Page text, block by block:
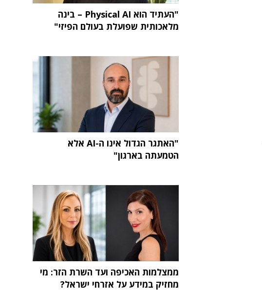
"העתיד הוא Physical AI – בינה
מלאכותית שפועלת בעולם הפיזי"
"האתגר הגדול אינו ה-AI אלא
הטמעתה בארגון"
ממצלמות האכיפה ועד השרת הזר: מי
מחזיק במידע על אזרחי ישראל?